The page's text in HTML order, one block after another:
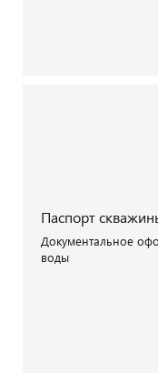
Паспорт
Документальное
воды